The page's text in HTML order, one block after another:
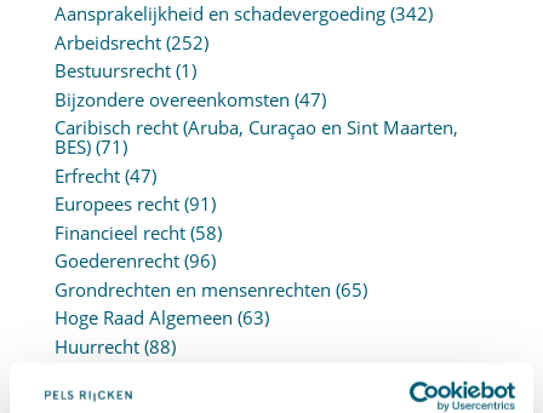
Aansprakelijkheid en schadevergoeding(342)
Arbeidsrecht(252)
Bestuursrecht(1)
Bijzondere overeenkomsten (47)
Caribisch recht (Aruba, Curaçao en Sint Maarten,
BES)(71)
Erfrecht(47)
Europees recht(91)
Financieel recht(58)
Goederenrecht(96)
Grondrechten en mensenrechten (65)
Hoge Raad Algemeen (63)
Huurrecht(88)
Insolventierecht